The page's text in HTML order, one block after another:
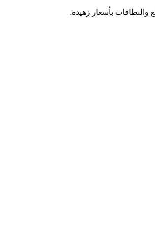
والنطاقات بأسعار زهيدة.